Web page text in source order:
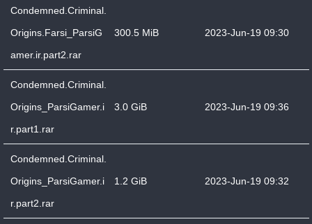
Condemned.Criminal.
Origins.Farsi_ParsiG
amer.ir.part2.rar
300.5 MiB 2023-Jun-19 09:30
Condemned.Criminal.
Origins_ParsiGamer.i
r.part1.rar
3.0 GiB 2023-Jun-19 09:36
Condemned.Criminal.
Origins_ParsiGamer.i
r.part2.rar
1.2 GiB 2023-Jun-19 09:32